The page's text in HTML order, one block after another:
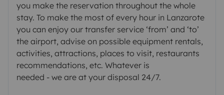
you make the reservation throughout the whole
stay. To make the most of every hour in Lanzarote
you can enjoy our transfer service ‘from’ and ‘to’
the airport, advise on possible equipment rentals,
activities, attractions, places to visit, restaurants
recommendations, etc. Whatever is
needed - we are at your disposal 24/7.